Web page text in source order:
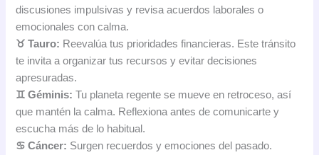
discusiones impulsivas y revisa acuerdos laborales o
emocionales con calma.
♉ Tauro: Reevalúa tus prioridades financieras. Este tránsito
te invita a organizar tus recursos y evitar decisiones
apresuradas.
♊ Géminis: Tu planeta regente se mueve en retroceso, así
que mantén la calma. Reflexiona antes de comunicarte y
escucha más de lo habitual.
♋ Cáncer: Surgen recuerdos y emociones del pasado.